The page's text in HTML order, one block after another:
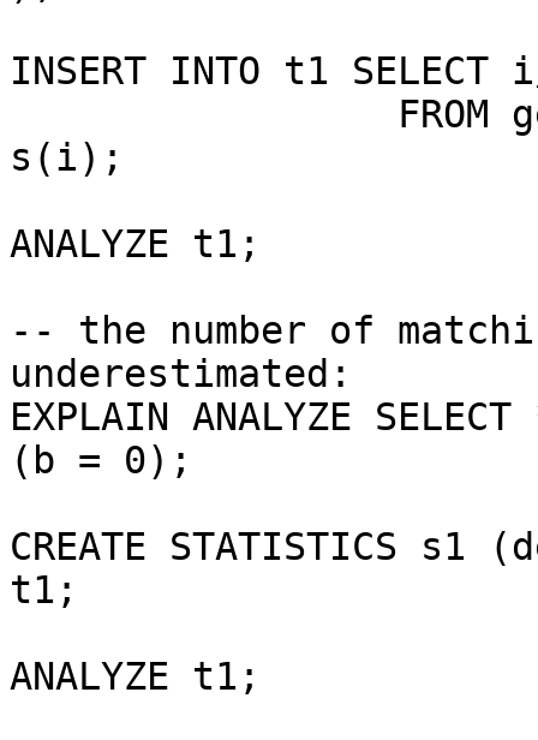
INSERT INTO t1
s(i);
ANALYZE t1;
-- the number of
underestimated:
EXPLAIN ANALYZE
(b = 0);
CREATE STATISTICS s1
t1;
ANALYZE t1;